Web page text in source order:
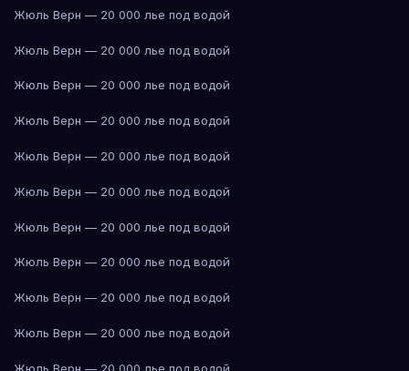
Жюль Верн — 20 000 лье под водой
Жюль Верн — 20 000 лье под водой
Жюль Верн — 20 000 лье под водой
Жюль Верн — 20 000 лье под водой
Жюль Верн — 20 000 лье под водой
Жюль Верн — 20 000 лье под водой
Жюль Верн — 20 000 лье под водой
Жюль Верн — 20 000 лье под водой
Жюль Верн — 20 000 лье под водой
Жюль Верн — 20 000 лье под водой
Жюль Верн — 20 000 лье под водой